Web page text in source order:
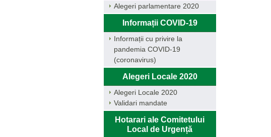
Alegeri parlamentare 2020
Informații COVID-19
Informații cu privire la
pandemia COVID-19
(coronavirus)
Alegeri Locale 2020
Alegeri Locale 2020
Validari mandate
Hotarari ale Comitetului
Local de Urgență